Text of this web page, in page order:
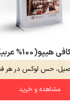
عربیکا)
مشاهده و خرید
حس لوکس در هر